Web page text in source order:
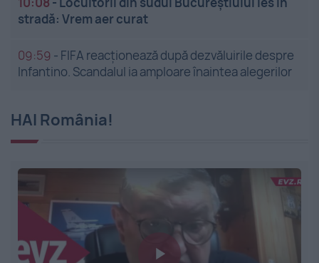
stradă: Vrem aer curat
09:59 - FIFA reacționează după dezvăluirile despre
Infantino. Scandalul ia amploare înaintea alegerilor
HAI România!